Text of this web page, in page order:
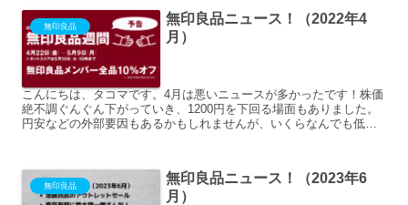
無印良品
無印良品ニュース！（2022年4
月）
こんにちは、タコマです。4月は悪いニュースが多かったです！株価
絶不調ぐんぐん下がっていき、1200円を下回る場面もありました。
円安などの外部要因もあるかもしれませんが、いくらなんでも低す
無印良品
無印良品ニュース！（2023年6
月）